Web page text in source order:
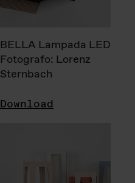
BELLA Lampada LED
Fotografo: Lorenz
Sternbach
Download